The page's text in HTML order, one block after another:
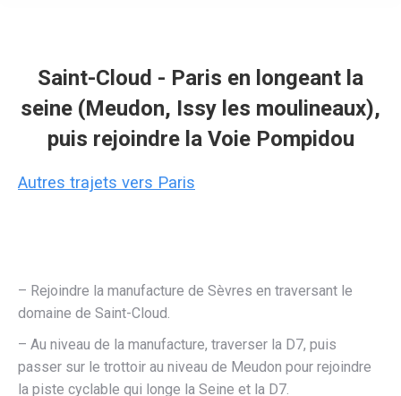
Saint-Cloud - Paris en longeant la
seine (Meudon, Issy les moulineaux),
puis rejoindre la Voie Pompidou
Autres trajets vers Paris
– Rejoindre la manufacture de Sèvres en traversant le
domaine de Saint-Cloud.
– Au niveau de la manufacture, traverser la D7, puis
passer sur le trottoir au niveau de Meudon pour rejoindre
la piste cyclable qui longe la Seine et la D7.